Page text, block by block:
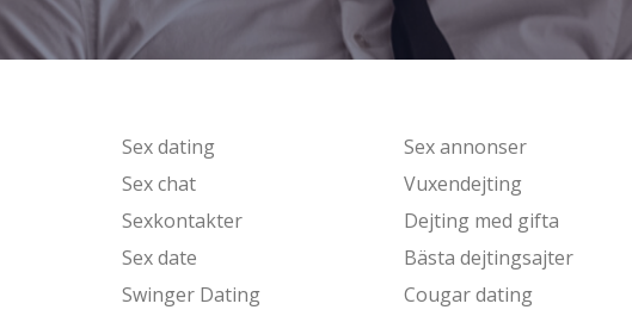
Sex dating
Sex chat
Sexkontakter
Sex date
Swinger Dating
Sex annonser
Vuxendejting
Dejting med gifta
Bästa dejtingsajter
Cougar dating